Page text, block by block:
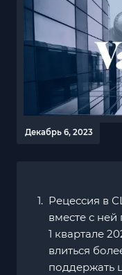
Декабрь 6, 2023
Рецессия в
вместе с ней
1 квартале
влиться
поддержать